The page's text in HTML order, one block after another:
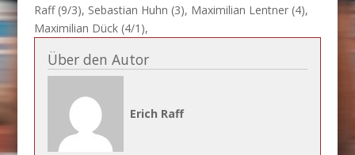
Raff (9/3), Sebastian Huhn (3), Maximilian Lentner (4),
Maximilian Dück (4/1),
Über den Autor
Erich Raff